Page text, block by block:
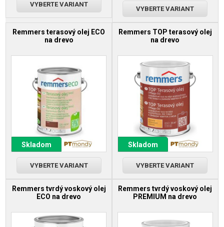
VYBERTE VARIANT
VYBERTE VARIANT
Remmers terasový olej ECO
na drevo
Skladom
VYBERTE VARIANT
Remmers TOP terasový olej
na drevo
Skladom
VYBERTE VARIANT
Remmers tvrdý voskový olej
ECO na drevo
Remmers tvrdý voskový olej
PREMIUM na drevo